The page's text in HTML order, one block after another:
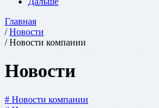
Главная
/Новости
/ Новости компании
Новости
# Новости компании